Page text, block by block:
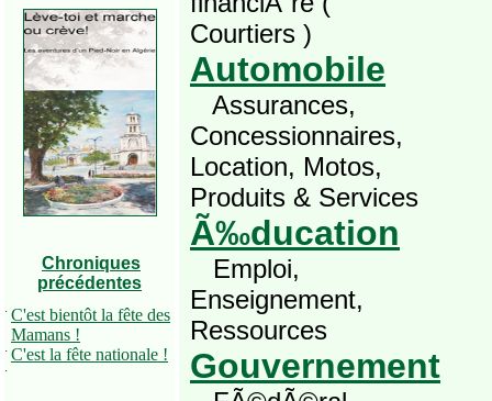
Chroniques
précédentes
· C'est bientôt la fête des
Mamans !
· C'est la fête nationale !
·
Courtiers )
Automobile
Assurances,
Concessionnaires,
Location, Motos,
Produits & Services
Ã‰ducation
Emploi,
Enseignement,
Ressources
Gouvernement